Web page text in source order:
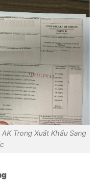
Trong Xuất Khẩu Sang